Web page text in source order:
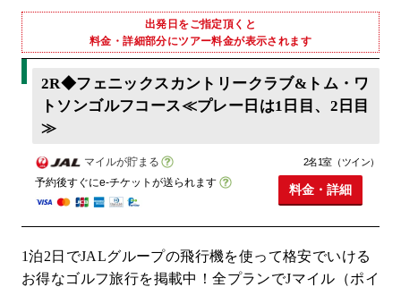
出発日をご指定頂くと
料金・詳細部分にツアー料金が表示されます
2R◆フェニックスカントリークラブ&トム・ワ
トソンゴルフコース≪プレー日は1日目、2日目
≫
マイルが貯まる
予約後すぐにe-チケットが送られます
2名1室（ツイン）
料金・詳細
1泊2日でJALグループの飛行機を使って格安でいける
お得なゴルフ旅行を掲載中！全プランでJマイル（ポイ